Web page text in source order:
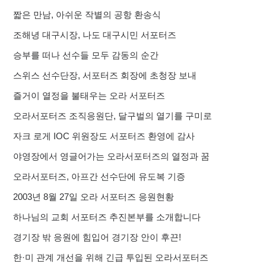
짧은 만남, 아쉬운 작별의 공항 환송식
조해녕 대구시장, 나도 대구시민 서포터즈
승부를 떠나 선수들 모두 감동의 순간
스위스 선수단장, 서포터즈 회장에 초청장 보내
즐거이 열정을 불태우는 오라 서포터즈
오라서포터즈 조직응원단, 달구벌의 열기를 구미로
자크 로게 IOC 위원장도 서포터즈 환영에 감사
야영장에서 영글어가는 오라서포터즈의 열정과 꿈
오라서포터즈, 아프간 선수단에 유도복 기증
2003년 8월 27일 오라 서포터즈 응원현황
하나님의 교회 서포터즈 추진본부를 소개합니다
경기장 밖 응원에 힘입어 경기장 안이 후끈!
한·미 관계 개선을 위해 긴급 투입된 오라서포터즈